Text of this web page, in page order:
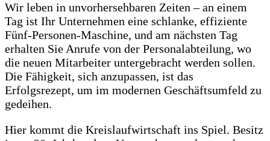
Wir leben in unvorhersehbaren Zeiten – an einem
Tag ist Ihr Unternehmen eine schlanke, effiziente
Fünf-Personen-Maschine, und am nächsten Tag
erhalten Sie Anrufe von der Personalabteilung, wo
die neuen Mitarbeiter untergebracht werden sollen.
Die Fähigkeit, sich anzupassen, ist das
Erfolgsrezept, um im modernen Geschäftsumfeld zu
gedeihen.
Hier kommt die Kreislaufwirtschaft ins Spiel. Besitz